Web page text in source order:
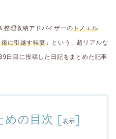
整理収納アドバイザーのトノエル
に引越す転妻 」という、超リアルな
日目に投稿した日記をまとめた記事
めの目次 [表示]